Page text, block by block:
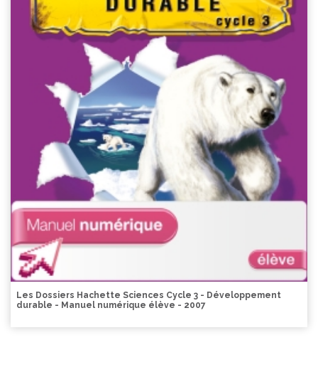
Les Dossiers Hachette Sciences Cycle 3 - Développement
durable - Manuel numérique élève - 2007